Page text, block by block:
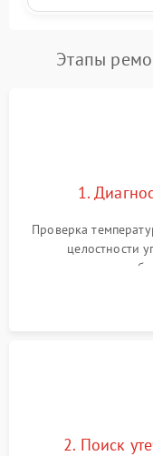
Этапы
1.
Проверка
целостности
сопротивления
считывание
2. Поиск